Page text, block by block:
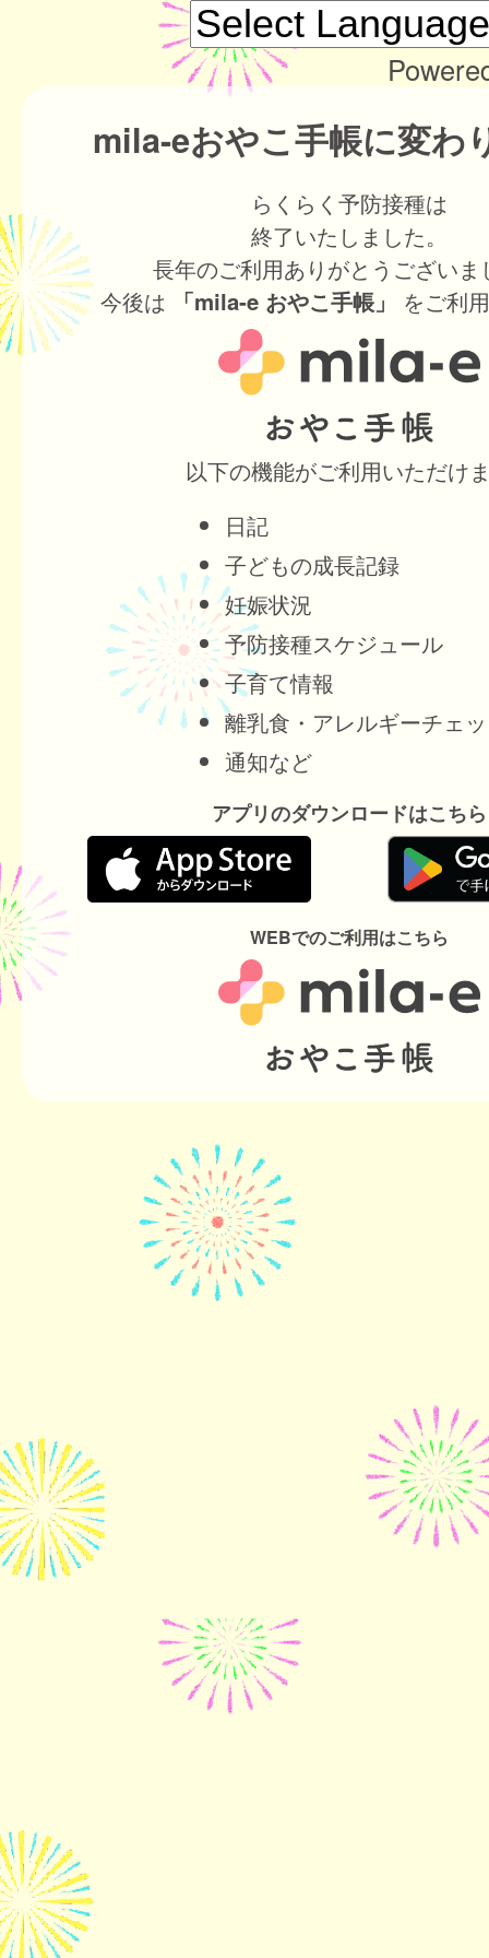
mila-eおやこ手帳に変わ
らくらく予防接種は
終了いたしました。
長年のご利用ありがとうございま
今後は
「mila-e おやこ手帳」 をご利
以下の機能がご利用いただけ
日記
子どもの成長記録
妊娠状況
予防接種スケジュール
子育て情報
離乳食・アレルギーチェ
通知など
アプリのダウンロードはこちら
WEBでのご利用はこちら